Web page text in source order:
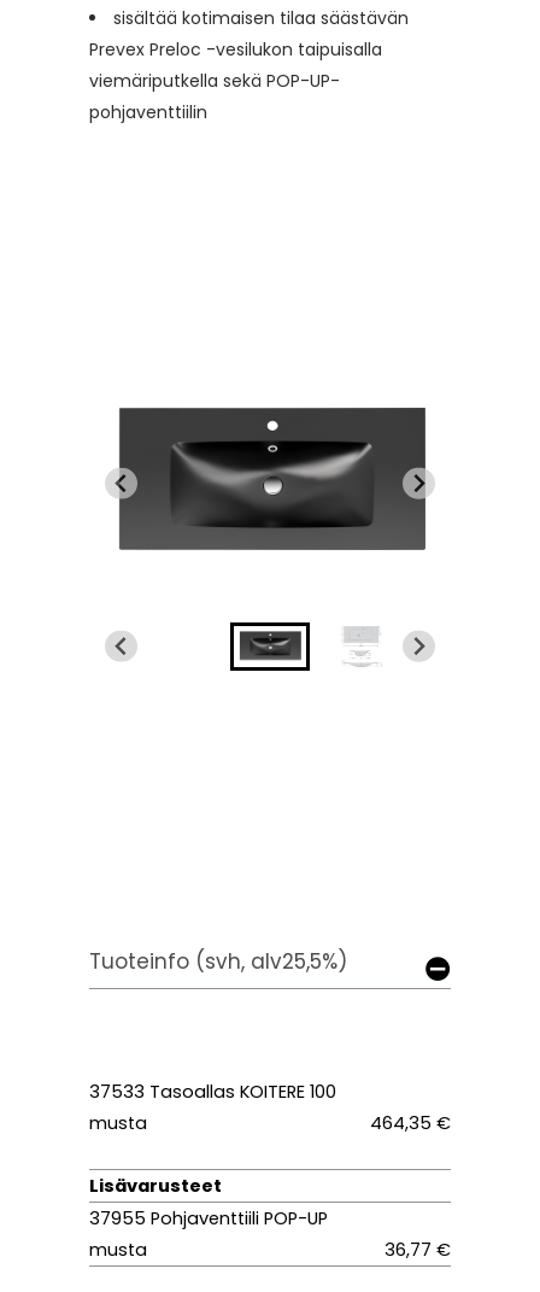
sisältää kotimaisen tilaa säästävän
Prevex Preloc -vesilukon taipuisalla
viemäriputkella sekä POP-UP-
pohjaventtiilin
Tuoteinfo (svh, alv25,5%)
37533 Tasoallas KOITERE 100
musta
464,35 €
Lisävarusteet
37955 Pohjaventtiili POP-UP
musta
36,77 €